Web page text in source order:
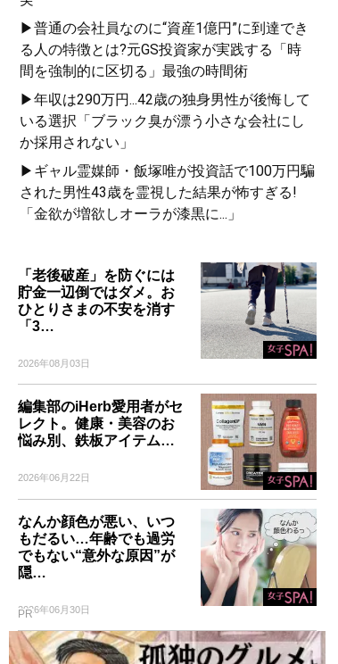
▶普通の会社員なのに“資産1億円”に到達でき
る人の特徴とは?元GS投資家が実践する「時
間を強制的に区切る」最強の時間術
▶年収は290万円...42歳の独身男性が後悔して
いる選択「ブラック臭が漂う小さな会社にし
か採用されない」
▶ギャル霊媒師・飯塚唯が投資話で100万円騙
された男性43歳を霊視した結果が怖すぎる!
「金欲が増欲しオーラが漆黒に...」
「老後破産」を防ぐには
貯金一辺倒ではダメ。お
ひとりさまの不安を消す
「3…
2026年08月03日
編集部のiHerb愛用者がセ
レクト。健康・美容のお
悩み別、鉄板アイテム…
2026年06月22日
なんか顔色が悪い、いつ
もだるい…年齢でも過労
でもない“意外な原因”が
隠…
2026年06月30日
PR